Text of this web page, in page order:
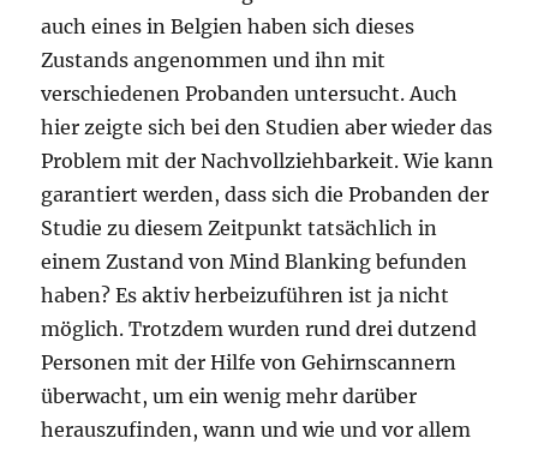
auch eines in Belgien haben sich dieses
Zustands angenommen und ihn mit
verschiedenen Probanden untersucht. Auch
hier zeigte sich bei den Studien aber wieder das
Problem mit der Nachvollziehbarkeit. Wie kann
garantiert werden, dass sich die Probanden der
Studie zu diesem Zeitpunkt tatsächlich in
einem Zustand von Mind Blanking befunden
haben? Es aktiv herbeizuführen ist ja nicht
möglich. Trotzdem wurden rund drei dutzend
Personen mit der Hilfe von Gehirnscannern
überwacht, um ein wenig mehr darüber
herauszufinden, wann und wie und vor allem